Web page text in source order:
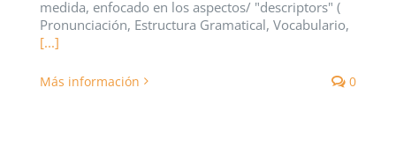
medida, enfocado en los aspectos/ "descriptors" (
Pronunciación, Estructura Gramatical, Vocabulario,
[...]
Más información 0